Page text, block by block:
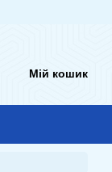
Мій кошик